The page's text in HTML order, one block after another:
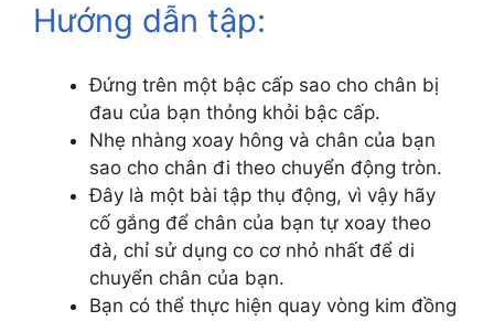
Hướng dẫn tập:
Đứng trên một bậc cấp sao cho chân bị
đau của bạn thỏng khỏi bậc cấp.
Nhẹ nhàng xoay hông và chân của bạn
sao cho chân đi theo chuyển động tròn.
Đây là một bài tập thụ động, vì vậy hãy
cố gắng để chân của bạn tự xoay theo
đà, chỉ sử dụng co cơ nhỏ nhất để di
chuyển chân của bạn.
Bạn có thể thực hiện quay vòng kim đồng